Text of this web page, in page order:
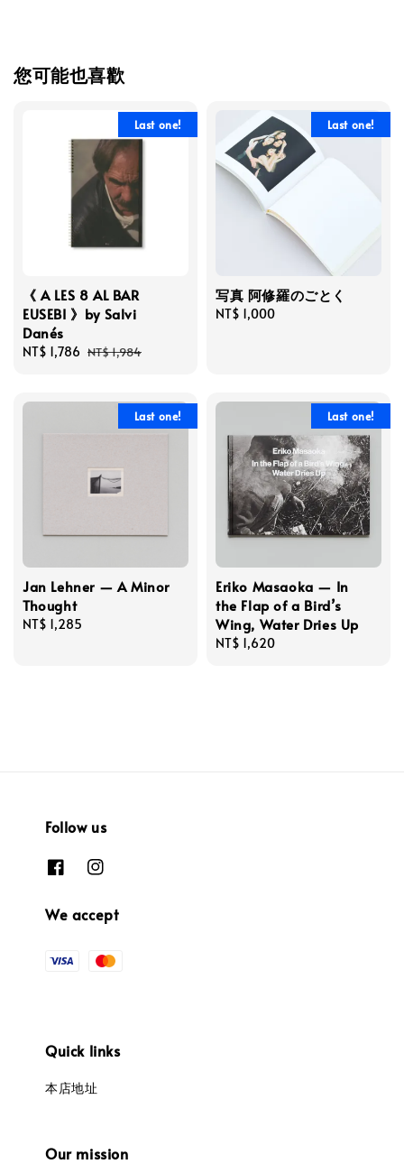
您可能也喜歡
Last one!
《 A LES 8 AL BAR
EUSEBI 》by Salvi
Danés
Sale
NT$ 1,786 Regular
NT$ 1,984
Last one!
写真 阿修羅のごとく
Regular
NT$ 1,000
Last one!
Jan Lehner — A Minor
Thought
Regular
NT$ 1,285
Last one!
Eriko Masaoka — In
the Flap of a Bird’s
Wing, Water Dries Up
Regular
NT$ 1,620
Follow us
We accept
Quick links
本店地址
Our mission